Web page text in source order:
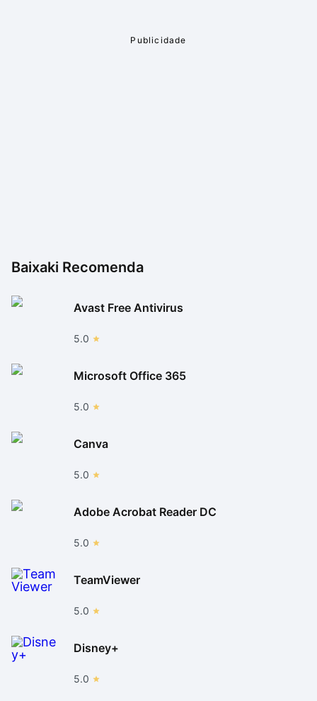
Baixaki Recomenda
Avast Free Antivirus
5.0
Microsoft Office 365
5.0
Canva
5.0
Adobe Acrobat Reader DC
5.0
TeamViewer
5.0
Disney+
5.0